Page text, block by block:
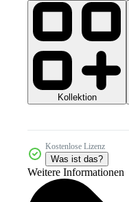
Kollektion
Kostenlose Lizenz
Was ist das?
Weitere Informationen